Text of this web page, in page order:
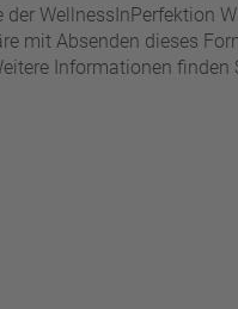
WellnessInPerfektion
mit Absenden dieses
Informationen finden